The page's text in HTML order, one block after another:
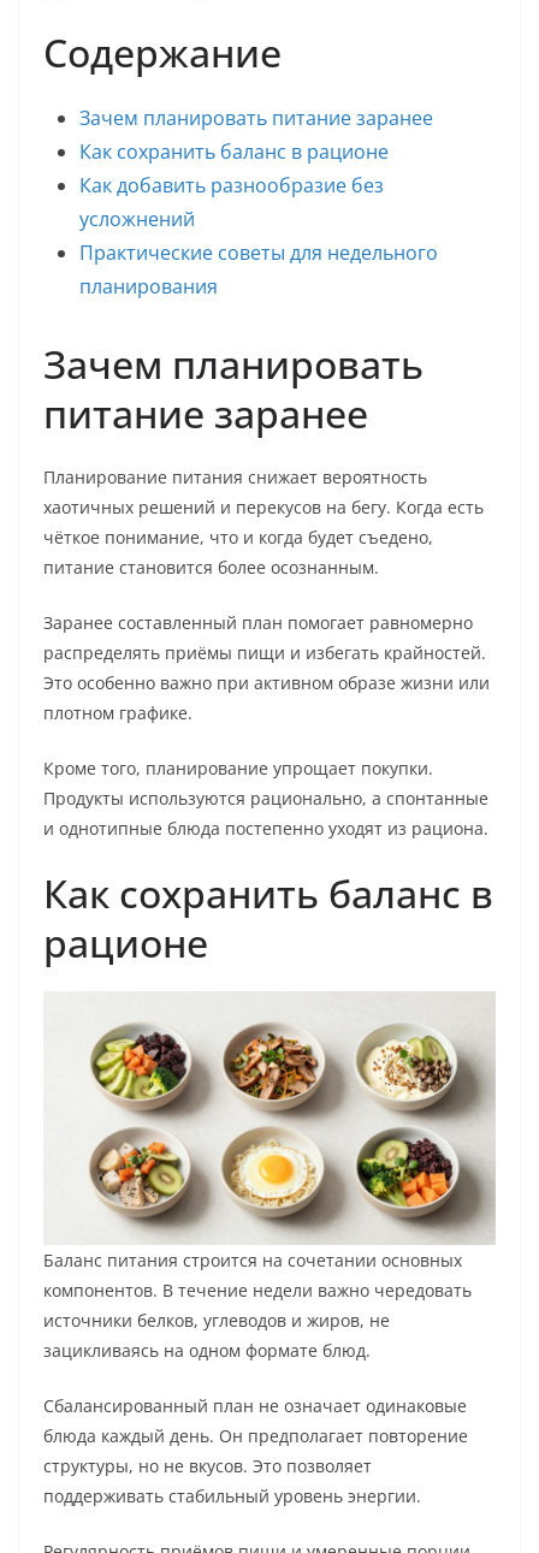
Содержание
Зачем планировать питание заранее
Как сохранить баланс в рационе
Как добавить разнообразие без
усложнений
Практические советы для недельного
планирования
Зачем планировать
питание заранее
Планирование питания снижает вероятность
хаотичных решений и перекусов на бегу. Когда есть
чёткое понимание, что и когда будет съедено,
питание становится более осознанным.
Заранее составленный план помогает равномерно
распределять приёмы пищи и избегать крайностей.
Это особенно важно при активном образе жизни или
плотном графике.
Кроме того, планирование упрощает покупки.
Продукты используются рационально, а спонтанные
и однотипные блюда постепенно уходят из рациона.
Как сохранить баланс в
рационе
Баланс питания строится на сочетании основных
компонентов. В течение недели важно чередовать
источники белков, углеводов и жиров, не
зацикливаясь на одном формате блюд.
Сбалансированный план не означает одинаковые
блюда каждый день. Он предполагает повторение
структуры, но не вкусов. Это позволяет
поддерживать стабильный уровень энергии.